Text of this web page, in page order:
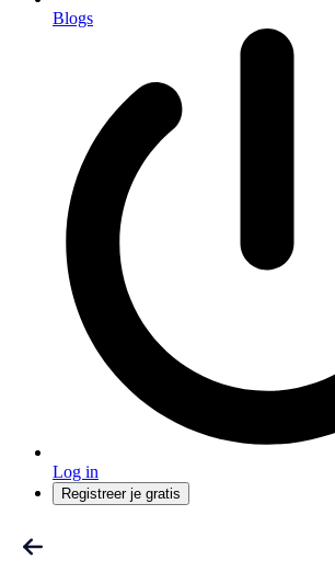
Blogs
Log in
Registreer je gratis